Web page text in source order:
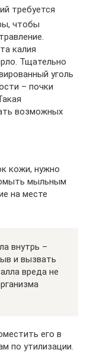
требуется
чтобы
калия
Тщательно
уголь
– почки
возможных
кожи, нужно
мыльным
на месте
внутрь –
и вызвать
вреда не
его в
по утилизации.